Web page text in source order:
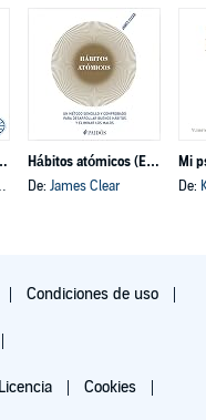
dinero
Hábitos atómicos (Español neutro)
De: James Clear
Mi
De:
Condiciones de uso
Licencia Cookies